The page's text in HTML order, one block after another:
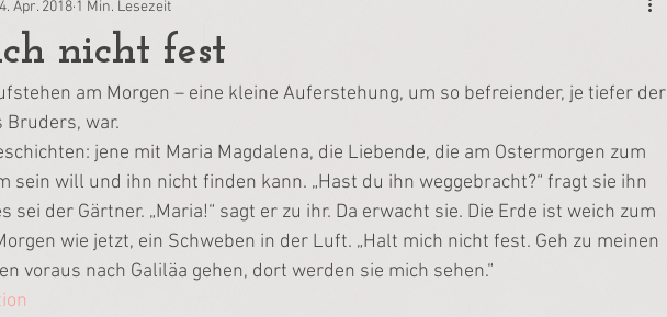
nicht fest
4. Apr. 2018 1 Min. Lesezeit
am Morgen – eine kleine Auferstehung, um so befreiender, je tiefer der
Bruders, war.
jene mit Maria Magdalena, die Liebende, die am Ostermorgen zum
sein will und ihn nicht finden kann. „Hast du ihn weggebracht?“ fragt sie ihn
sei der Gärtner. „Maria!“ sagt er zu ihr. Da erwacht sie. Die Erde ist weich zum
wie jetzt, ein Schweben in der Luft. „Halt mich nicht fest. Geh zu meinen
voraus nach Galiläa gehen, dort werden sie mich sehen.“